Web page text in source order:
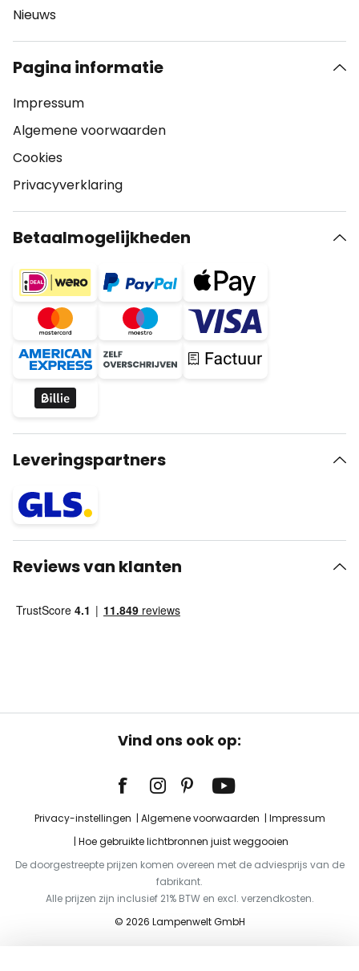
Nieuws
Pagina informatie
Impressum
Algemene voorwaarden
Cookies
Privacyverklaring
Betaalmogelijkheden
Leveringspartners
Reviews van klanten
Vind ons ook op:
Privacy-instellingen Algemene voorwaarden
Impressum
Hoe gebruikte lichtbronnen juist weggooien
De doorgestreepte prijzen komen overeen met de adviesprijs van de
fabrikant.
Alle prijzen zijn inclusief 21% BTW en excl. verzendkosten.
© 2026 Lampenwelt GmbH